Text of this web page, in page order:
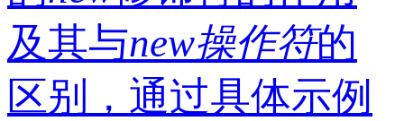
及其与new操作符的
区别，通过具体示例